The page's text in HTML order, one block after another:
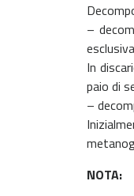
–
In
paio di
–
NOTA: